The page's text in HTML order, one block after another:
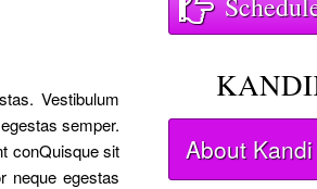
Vestibulum
semper.
conQuisque sit
neque egestas
About Kandi